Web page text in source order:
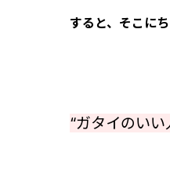
すると、そこに
“ガタイのい